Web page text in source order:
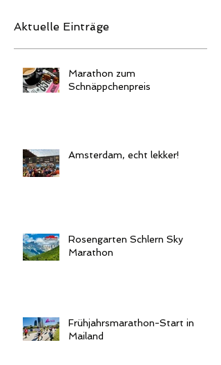
Aktuelle Einträge
Marathon zum
Schnäppchenpreis
Amsterdam, echt lekker!
Rosengarten Schlern Sky
Marathon
Frühjahrsmarathon-Start in
Mailand